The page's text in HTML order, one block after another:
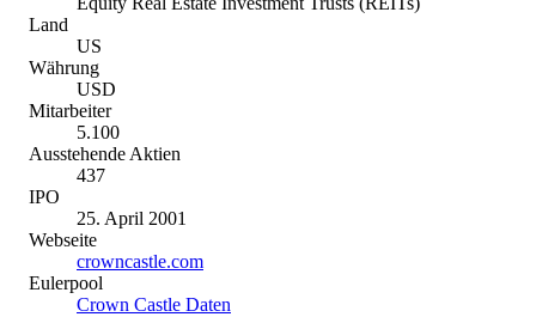
Land
US
Währung
USD
Mitarbeiter
5.100
Ausstehende Aktien
437
IPO
25. April 2001
Webseite
crowncastle.com
Eulerpool
Crown Castle Daten